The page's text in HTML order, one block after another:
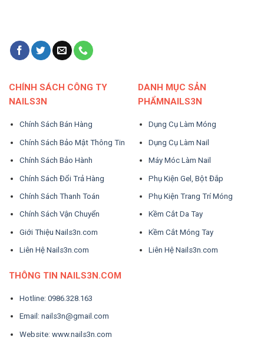
CHÍNH SÁCH CÔNG TY
NAILS3N
Chính Sách Bán Hàng
Chính Sách Bảo Mật Thông Tin
Chính Sách Bảo Hành
Chính Sách Đổi Trả Hàng
Chính Sách Thanh Toán
Chính Sách Vận Chuyển
Giới Thiệu Nails3n.com
Liên Hệ Nails3n.com
DANH MỤC SẢN
PHẨMNAILS3N
Dụng Cụ Làm Móng
Dụng Cụ Làm Nail
Máy Móc Làm Nail
Phụ Kiện Gel, Bột Đắp
Phụ Kiện Trang Trí Móng
Kềm Cắt Da Tay
Kềm Cắt Móng Tay
Liên Hệ Nails3n.com
THÔNG TIN NAILS3N.COM
Hotline: 0986.328.163
Email: nails3n@gmail.com
Website: www.nails3n.com